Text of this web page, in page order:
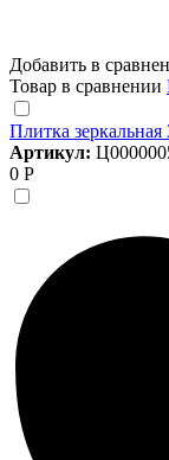
Добавить в
Товар в сравнении
Плитка
Артикул:
0 Р